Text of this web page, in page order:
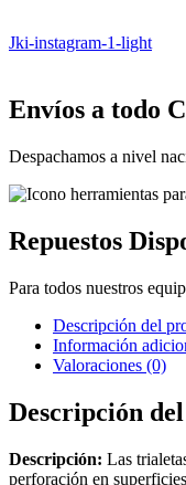
Jki-instagram-1-light
Envíos a todo
Despachamos a nivel
Repuestos
Para todos nuestros
Descripción del
Información
Valoraciones (0)
Descripción
Descripción: Las
perforación en